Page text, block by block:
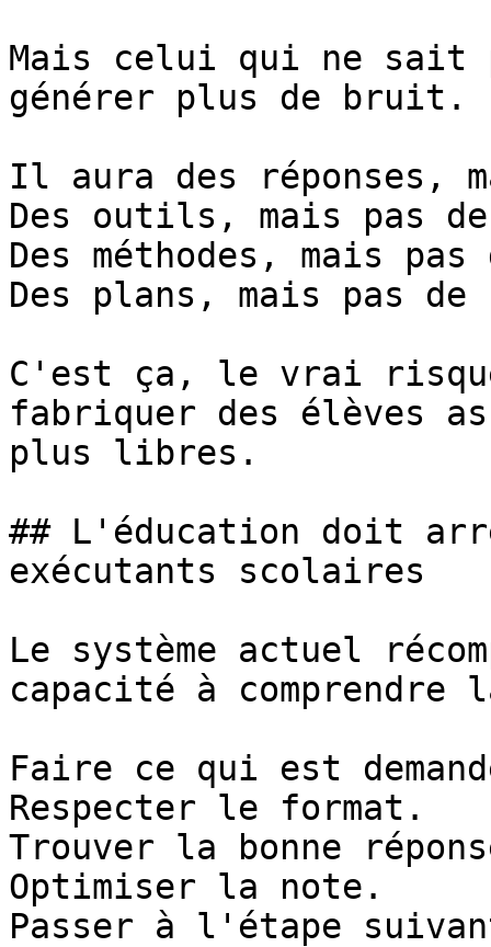
Mais celui qui ne
générer plus de bruit.
Il aura des réponses,
Des outils, mais pas
Des méthodes, mais
Des plans, mais pas
C'est ça, le vrai
fabriquer des élèves
plus libres.
## L'éducation doit
exécutants scolaires
Le système actuel
capacité à
Faire ce qui est
Respecter le format.
Trouver la bonne
Optimiser la note.
Passer à l'étape